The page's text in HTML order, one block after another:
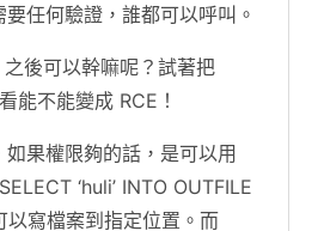
任何驗證，誰都可以呼叫。
後可以幹嘛呢？試著把
能不能變成 RCE！
果權限夠的話，是可以用
‘huli’ INTO OUTFILE
以寫檔案到指定位置。而